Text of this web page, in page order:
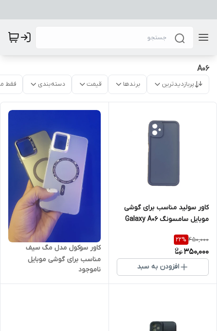
A06
پربازدیدترین برندها قیمت دسته‌بندی فقط
کاور سولید مناسب برای گوشی
موبایل سامسونگ Galaxy A06
450,000
22%
350,000
افزودن به سبد
کاور سوکول مدل مگ سیف
مناسب برای گوشی موبایل
سامسونگ Galaxy A06
ناموجود